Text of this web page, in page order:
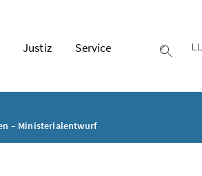
Justiz Service
– Ministerialentwurf